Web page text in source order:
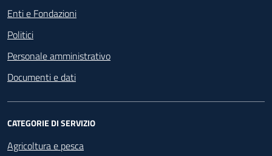
Enti e Fondazioni
Politici
Personale amministrativo
Documenti e dati
CATEGORIE DI SERVIZIO
Agricoltura e pesca